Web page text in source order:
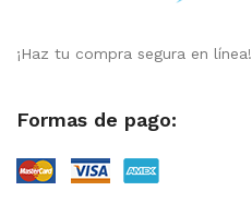
¡Haz tu compra segura en línea!
Formas de pago: